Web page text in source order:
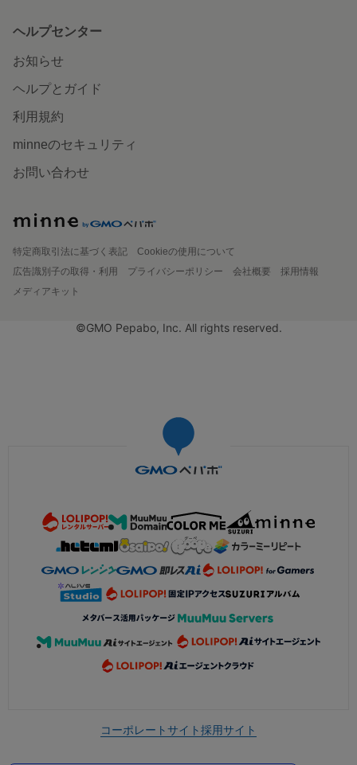
ヘルプセンター
お知らせ
ヘルプとガイド
利用規約
minneのセキュリティ
お問い合わせ
特定商取引法に基づく表記
Cookieの使用について
広告識別子の取得・利用
プライバシーポリシー 会社概要
採用情報
メディアキット
©GMO Pepabo, Inc. All rights reserved.
コーポレートサイト採用サイト